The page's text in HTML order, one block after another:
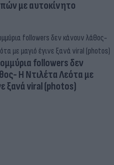
με αυτοκίνητο
followers δεν
Η Ντιλέτα Λεότα με
ξανά viral (photos)